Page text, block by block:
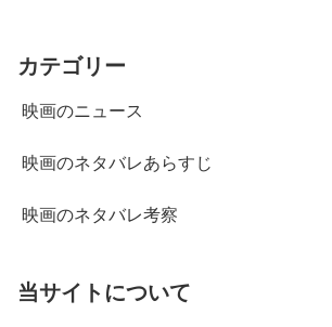
カテゴリー
映画のニュース
映画のネタバレあらすじ
映画のネタバレ考察
当サイトについて